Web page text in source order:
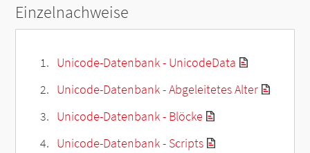
Einzelnachweise
Unicode-Datenbank - UnicodeData
Unicode-Datenbank - Abgeleitetes Alter
Unicode-Datenbank - Blöcke
Unicode-Datenbank - Scripts